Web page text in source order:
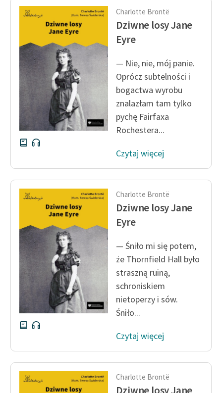
skandynawskiej literatury
feministycznej
Ręce pełne poezji
Kolekcje edukacyjne
twórców przechodzących
do domeny publicznej,
lektur szkolnych oraz
Starego Testamentu
Odkurzamy bohaterów
Szkoła Poezji Wolnych
O nas
Kontakt
Zespół
Zasady wykorzystania
Wolnych Lektur
Logotypy
Materiały promocyjne
Regulamin biblioteki
Dane fundacji i
Charlotte Brontë
Dziwne losy Jane
Eyre
— Nie, nie, mój panie.
Oprócz subtelności i
bogactwa wyrobu
znalazłam tam tylko
pychę Fairfaxa
Rochestera...
Czytaj więcej
Charlotte Brontë
Dziwne losy Jane
Eyre
— Śniło mi się potem,
że Thornfield Hall było
straszną ruiną,
schroniskiem
nietoperzy i sów.
Śniło...
Czytaj więcej
Charlotte Brontë
Dziwne losy Jane